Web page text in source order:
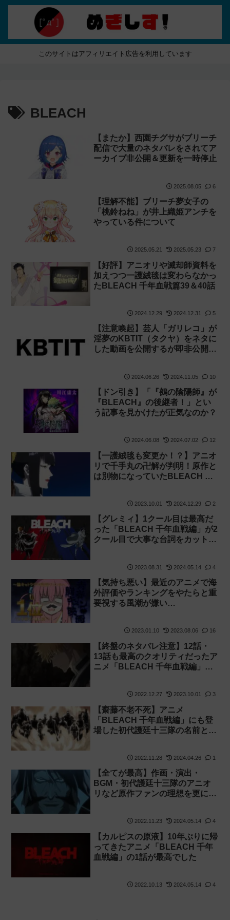
このサイトはアフィリエイト広告を利用しています
BLEACH
【またか】西園チグサがブリーチ
配信で大量のネタバレをされてア
ーカイブ非公開＆更新を一時停止
2025.08.05 6
【理解不能】ブリーチ夢女子の
「桃鈴ねね」が井上織姫アンチを
やっている件について
2025.05.21 2025.05.23 7
【好評】アニオリや滅却師資料を
加えつつ一護絨毯は変わらなかっ
たBLEACH 千年血戦篇39＆40話
2024.12.29 2024.12.31 5
【注意喚起】芸人「ガリレコ」が
淫夢のKBTIT（タクヤ）をネタに
した動画を公開するが即非公開
2024.06.26 2024.11.05 10
【ドン引き】「『鵺の陰陽師』が
『BLEACH』の後継者！」とい
う記事を見かけたが正気なのか？
2024.06.08 2024.07.02 12
【一護絨毯も変更か！？】アニオ
リで千手丸の卍解が判明！原作と
は別物になっていたBLEACH 千
2023.10.01 2024.12.29 2
【グレミィ】1クール目は最高だ
った「BLEACH 千年血戦編」が2
クール目で大事な台詞をカットし
2023.08.31 2024.05.14 4
【気持ち悪い】最近のアニメで海
外評価やランキングをやたらと重
要視する風潮が嫌い
2023.01.10 2023.08.06 16
【終盤のネタバレ注意】12話・
13話も最高のクオリティだったア
ニメ「BLEACH 千年血戦編」。
2022.12.27 2023.10.01 3
【齋藤不老不死】アニメ
「BLEACH 千年血戦編」にも登
場した初代護廷十三隊の名前と各
2022.11.28 2024.04.26 1
【全てが最高】作画・演出・
BGM・初代護廷十三隊のアニオ
リなど原作ファンの理想を更に上
2022.11.23 2024.05.14 4
【カルピスの原液】10年ぶりに帰
ってきたアニメ「BLEACH 千年
血戦編」の1話が最高でした
2022.10.13 2024.05.14 4